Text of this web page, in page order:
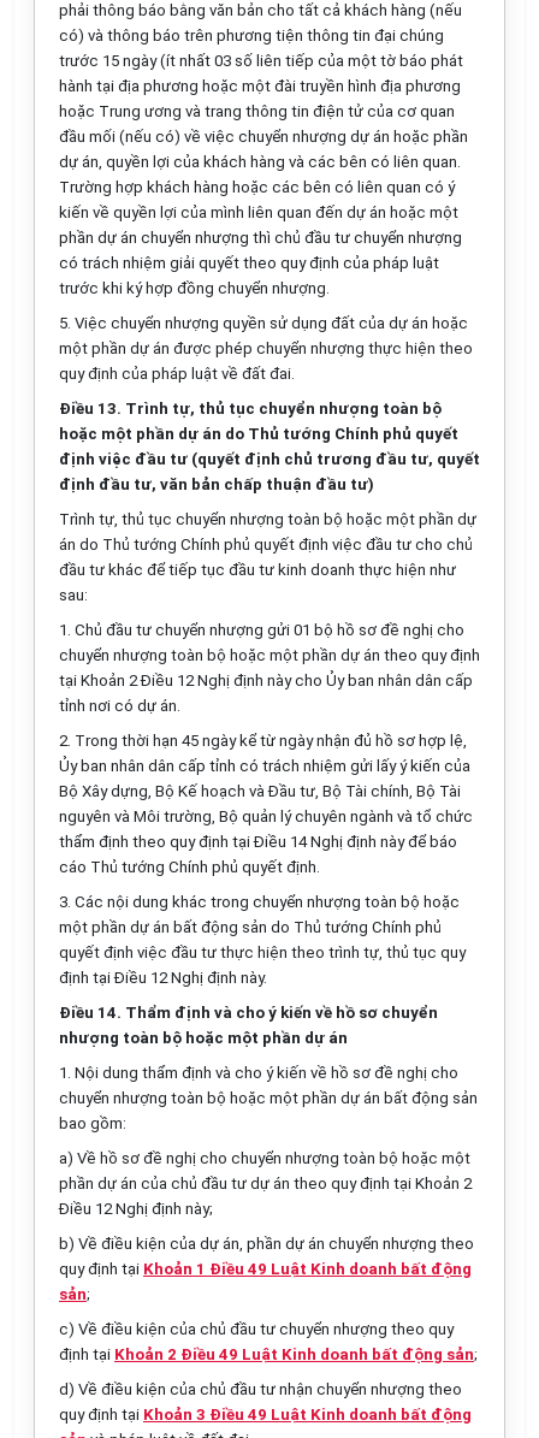
phải thông báo bằng văn bản cho tất cả khách hàng (nếu
có) và thông báo trên phương tiện thông tin đại chúng
trước 15 ngày (ít nhất 03 số liên tiếp của một tờ báo phát
hành tại địa phương hoặc một đài truyền hình địa phương
hoặc Trung ương và trang thông tin điện tử của cơ quan
đầu mối (nếu có) về việc chuyển nhượng dự án hoặc phần
dự án, quyền lợi của khách hàng và các bên có liên quan.
Trường hợp khách hàng hoặc các bên có liên quan có ý
kiến về quyền lợi của mình liên quan đến dự án hoặc một
phần dự án chuyển nhượng thì chủ đầu tư chuyển nhượng
có trách nhiệm giải quyết theo quy định của pháp luật
trước khi ký hợp đồng chuyển nhượng.
5. Việc chuyển nhượng quyền sử dụng đất của dự án hoặc
một phần dự án được phép chuyển nhượng thực hiện theo
quy định của pháp luật về đất đai.
Điều 13. Trình tự, thủ tục chuyển nhượng toàn bộ
hoặc một phần dự án do Thủ tướng Chính phủ quyết
định việc đầu tư (quyết định chủ trương đầu tư, quyết
định đầu tư, văn bản chấp thuận đầu tư)
Trình tự, thủ tục chuyển nhượng toàn bộ hoặc một phần dự
án do Thủ tướng Chính phủ quyết định việc đầu tư cho chủ
đầu tư khác để tiếp tục đầu tư kinh doanh thực hiện như
sau:
1. Chủ đầu tư chuyển nhượng gửi 01 bộ hồ sơ đề nghị cho
chuyển nhượng toàn bộ hoặc một phần dự án theo quy định
tại Khoản 2 Điều 12 Nghị định này cho Ủy ban nhân dân cấp
tỉnh nơi có dự án.
2. Trong thời hạn 45 ngày kể từ ngày nhận đủ hồ sơ hợp lệ,
Ủy ban nhân dân cấp tỉnh có trách nhiệm gửi lấy ý kiến của
Bộ Xây dựng, Bộ Kế hoạch và Đầu tư, Bộ Tài chính, Bộ Tài
nguyên và Môi trường, Bộ quản lý chuyên ngành và tổ chức
thẩm định theo quy định tại Điều 14 Nghị định này để báo
cáo Thủ tướng Chính phủ quyết định.
3. Các nội dung khác trong chuyển nhượng toàn bộ hoặc
một phần dự án bất động sản do Thủ tướng Chính phủ
quyết định việc đầu tư thực hiện theo trình tự, thủ tục quy
định tại Điều 12 Nghị định này.
Điều 14. Thẩm định và cho ý kiến về hồ sơ chuyển
nhượng toàn bộ hoặc một phần dự án
1. Nội dung thẩm định và cho ý kiến về hồ sơ đề nghị cho
chuyển nhượng toàn bộ hoặc một phần dự án bất động sản
bao gồm:
a) Về hồ sơ đề nghị cho chuyển nhượng toàn bộ hoặc một
phần dự án của chủ đầu tư dự án theo quy định tại Khoản 2
Điều 12 Nghị định này;
b) Về điều kiện của dự án, phần dự án chuyển nhượng theo
quy định tại Khoản 1 Điều 49 Luật Kinh doanh bất động
sản;
c) Về điều kiện của chủ đầu tư chuyển nhượng theo quy
định tại Khoản 2 Điều 49 Luật Kinh doanh bất động sản;
d) Về điều kiện của chủ đầu tư nhận chuyển nhượng theo
quy định tại Khoản 3 Điều 49 Luật Kinh doanh bất động